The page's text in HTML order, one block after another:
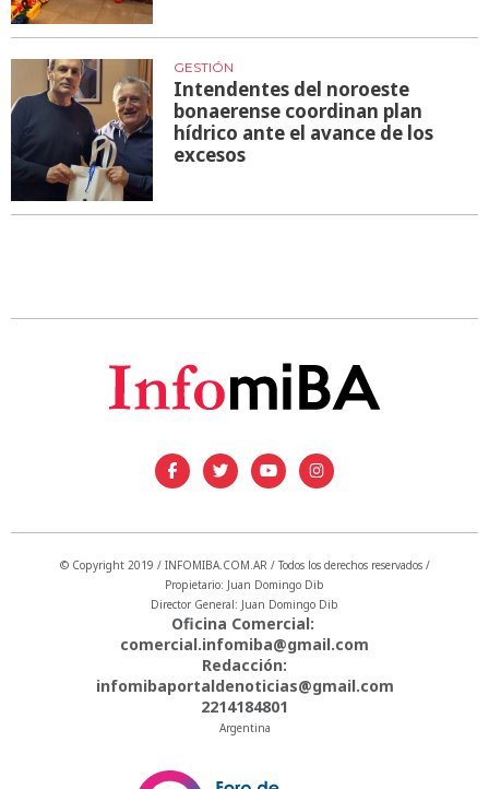
GESTIÓN
Intendentes del noroeste
bonaerense coordinan plan
hídrico ante el avance de los
excesos
© Copyright 2019 / INFOMIBA.COM.AR / Todos los derechos reservados /
Propietario: Juan Domingo Dib
Director General: Juan Domingo Dib
Oficina Comercial:
comercial.infomiba@gmail.com
Redacción:
infomibaportaldenoticias@gmail.com
2214184801
Argentina